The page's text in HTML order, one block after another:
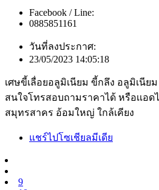
Facebook / Line:
0885851161
วันที่ลงประกาศ:
23/05/2023 14:05:18
เศษขี้เลื่อยอลูมิเนียม ขี้กลึง อลูมิเนีย
สนใจโทรสอบถามราคาได้ หรือเเอด
สมุทรสาคร อ้อมใหญ่ ใกล้เคียง
แชร์ไปโซเชียลมีเดีย
9